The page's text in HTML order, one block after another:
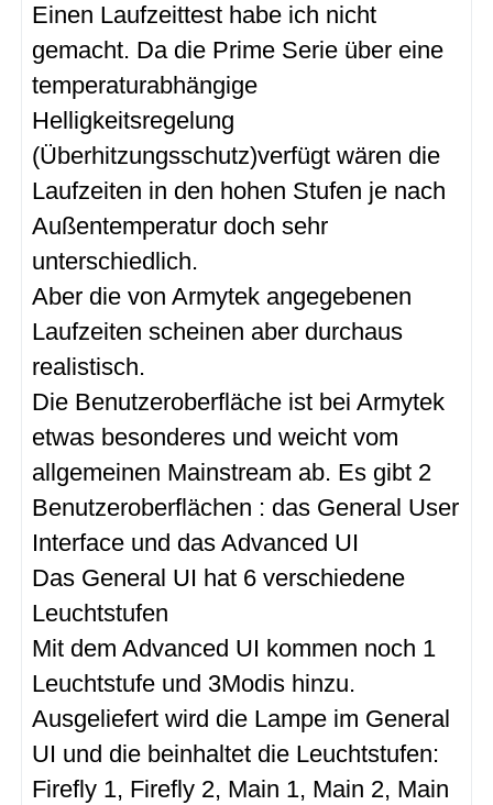
Einen Laufzeittest habe ich nicht
gemacht. Da die Prime Serie über eine
temperaturabhängige
Helligkeitsregelung
(Überhitzungsschutz)verfügt wären die
Laufzeiten in den hohen Stufen je nach
Außentemperatur doch sehr
unterschiedlich.
Aber die von Armytek angegebenen
Laufzeiten scheinen aber durchaus
realistisch.
Die Benutzeroberfläche ist bei Armytek
etwas besonderes und weicht vom
allgemeinen Mainstream ab. Es gibt 2
Benutzeroberflächen : das General User
Interface und das Advanced UI
Das General UI hat 6 verschiedene
Leuchtstufen
Mit dem Advanced UI kommen noch 1
Leuchtstufe und 3Modis hinzu.
Ausgeliefert wird die Lampe im General
UI und die beinhaltet die Leuchtstufen:
Firefly 1, Firefly 2, Main 1, Main 2, Main